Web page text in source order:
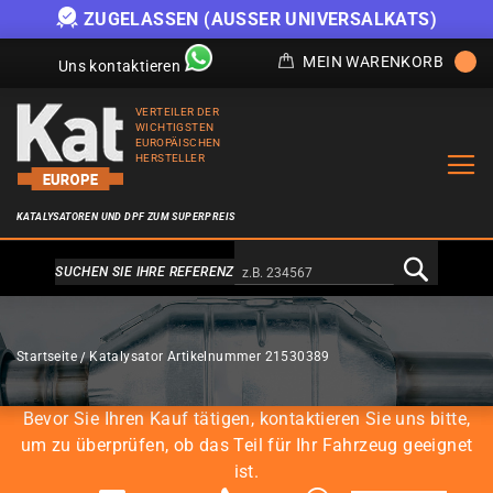
ZUGELASSEN (AUSSER UNIVERSALKATS)
Uns kontaktieren MEIN WARENKORB
VERTEILER DER
WICHTIGSTEN
EUROPÄISCHEN
HERSTELLER
KATALYSATOREN UND DPF ZUM SUPERPREIS
Alternativa a Doofinder
SUCHEN SIE IHRE REFERENZ
KATALYSATOREN
Startseite Katalysator Artikelnummer 21530389
Bevor Sie Ihren Kauf tätigen, kontaktieren Sie uns bitte,
um zu überprüfen, ob das Teil für Ihr Fahrzeug geeignet
ist.